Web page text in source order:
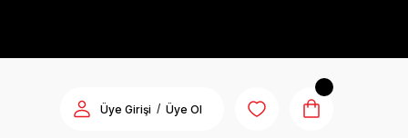
Üye Girişi / Üye Ol